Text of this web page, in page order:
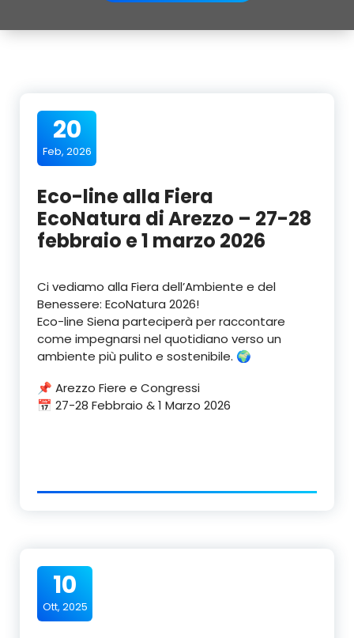
20
Feb, 2026
Eco-line alla Fiera
EcoNatura di Arezzo – 27-28
febbraio e 1 marzo 2026
Ci vediamo alla Fiera dell’Ambiente e del
Benessere: EcoNatura 2026!
Eco-line Siena parteciperà per raccontare
come impegnarsi nel quotidiano verso un
ambiente più pulito e sostenibile. 🌍
📌 Arezzo Fiere e Congressi
📅 27-28 Febbraio & 1 Marzo 2026
10
Ott, 2025